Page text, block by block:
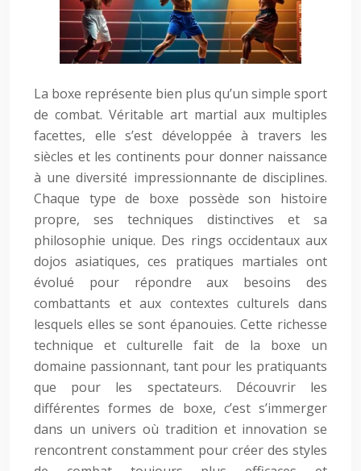
La boxe représente bien plus qu’un simple sport
de combat. Véritable art martial aux multiples
facettes, elle s’est développée à travers les
siècles et les continents pour donner naissance
à une diversité impressionnante de disciplines.
Chaque type de boxe possède son histoire
propre, ses techniques distinctives et sa
philosophie unique. Des rings occidentaux aux
dojos asiatiques, ces pratiques martiales ont
évolué pour répondre aux besoins des
combattants et aux contextes culturels dans
lesquels elles se sont épanouies. Cette richesse
technique et culturelle fait de la boxe un
domaine passionnant, tant pour les pratiquants
que pour les spectateurs. Découvrir les
différentes formes de boxe, c’est s’immerger
dans un univers où tradition et innovation se
rencontrent constamment pour créer des styles